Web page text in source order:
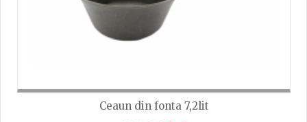
Ceaun din fonta 7,2lit